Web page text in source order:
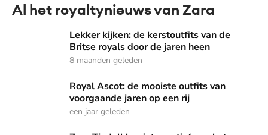
Al het royaltynieuws van Zara
Lekker kijken: de kerstoutfits van de Britse royals door de
Lekker kijken: de kerstoutfits van de
Britse royals door de jaren heen
8 maanden geleden
Royal Ascot: de mooiste outfits van voorgaande jaren op
Royal Ascot: de mooiste outfits van
voorgaande jaren op een rij
een jaar geleden